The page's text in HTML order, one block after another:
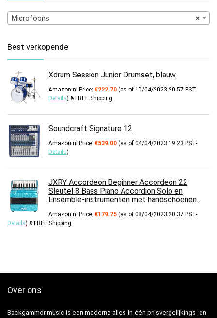
×
Microfoons
Best verkopende
Xdrum Session Junior Drumset, blauw
Amazon.nl Price: €222.70 (as of 10/04/2023 20:57 PST-
Details) & FREE Shipping.
Soundcraft Signature 12
Amazon.nl Price: €539.00 (as of 04/04/2023 19:23 PST-
Details)
JXRY Accordeon Beginner Accordeon 22
Sleutel 8 Bass Piano Accordion Solo en
Ensemble-instrumenten met handschoenen…
Amazon.nl Price: €179.75 (as of 08/04/2023 20:37 PST-
Details) & FREE Shipping.
Over ons
Backgammonmusic is een moderne alles-in-één prijsvergelijkings- en